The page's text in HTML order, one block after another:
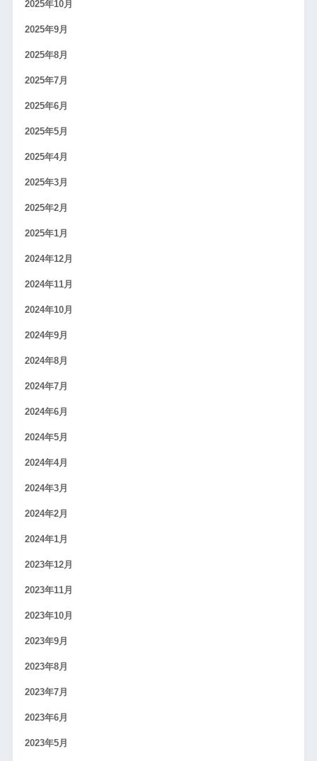
2025年10月
2025年9月
2025年8月
2025年7月
2025年6月
2025年5月
2025年4月
2025年3月
2025年2月
2025年1月
2024年12月
2024年11月
2024年10月
2024年9月
2024年8月
2024年7月
2024年6月
2024年5月
2024年4月
2024年3月
2024年2月
2024年1月
2023年12月
2023年11月
2023年10月
2023年9月
2023年8月
2023年7月
2023年6月
2023年5月